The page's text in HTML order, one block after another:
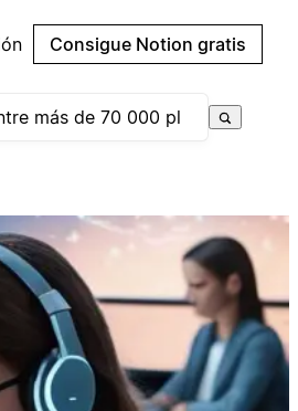
Consigue Notion gratis